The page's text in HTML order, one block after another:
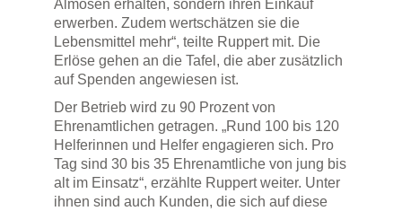
Almosen erhalten, sondern ihren Einkauf
erwerben. Zudem wertschätzen sie die
Lebensmittel mehr“, teilte Ruppert mit. Die
Erlöse gehen an die Tafel, die aber zusätzlich
auf Spenden angewiesen ist.
Der Betrieb wird zu 90 Prozent von
Ehrenamtlichen getragen. „Rund 100 bis 120
Helferinnen und Helfer engagieren sich. Pro
Tag sind 30 bis 35 Ehrenamtliche von jung bis
alt im Einsatz“, erzählte Ruppert weiter. Unter
ihnen sind auch Kunden, die sich auf diese